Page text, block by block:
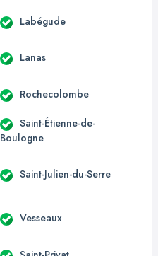
Labégude
Lanas
Rochecolombe
Saint-Étienne-de-
Boulogne
Saint-Julien-du-Serre
Vesseaux